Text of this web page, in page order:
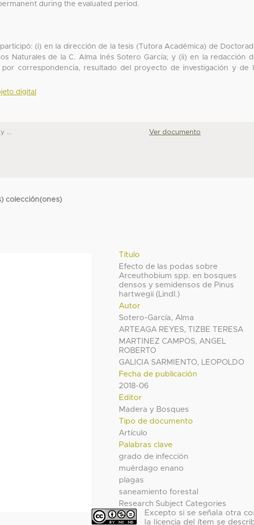
during the evaluated period.
(i) en la dirección de la tesis (Tutora Académica) de
Naturales de la C. Alma Inés Sotero García; y (ii) en la redacción
correspondencia, resultado del proyecto de investigación y de
digital
...
Ver documento
colección(ones)
Título
Efecto de las podas sobre
Arceuthobium spp. en bosques
densos y semidensos de Pinus
hartwegii (Lindl.)
Autor
Sotero-García, Alma
ARTEAGA REYES, TIZBE TERESA
MARTINEZ CAMPOS, ANGEL
ROBERTO
GALICIA SARMIENTO, LEOPOLDO
Fecha de publicación
2018-06
Editor
Madera y Bosques
Tipo de documento
Artículo
Palabras clave
grado de infección
muérdago enano
plagas
saneamiento forestal
Research Subject Categories
Excepto si se señala otra
la licencia del ítem se